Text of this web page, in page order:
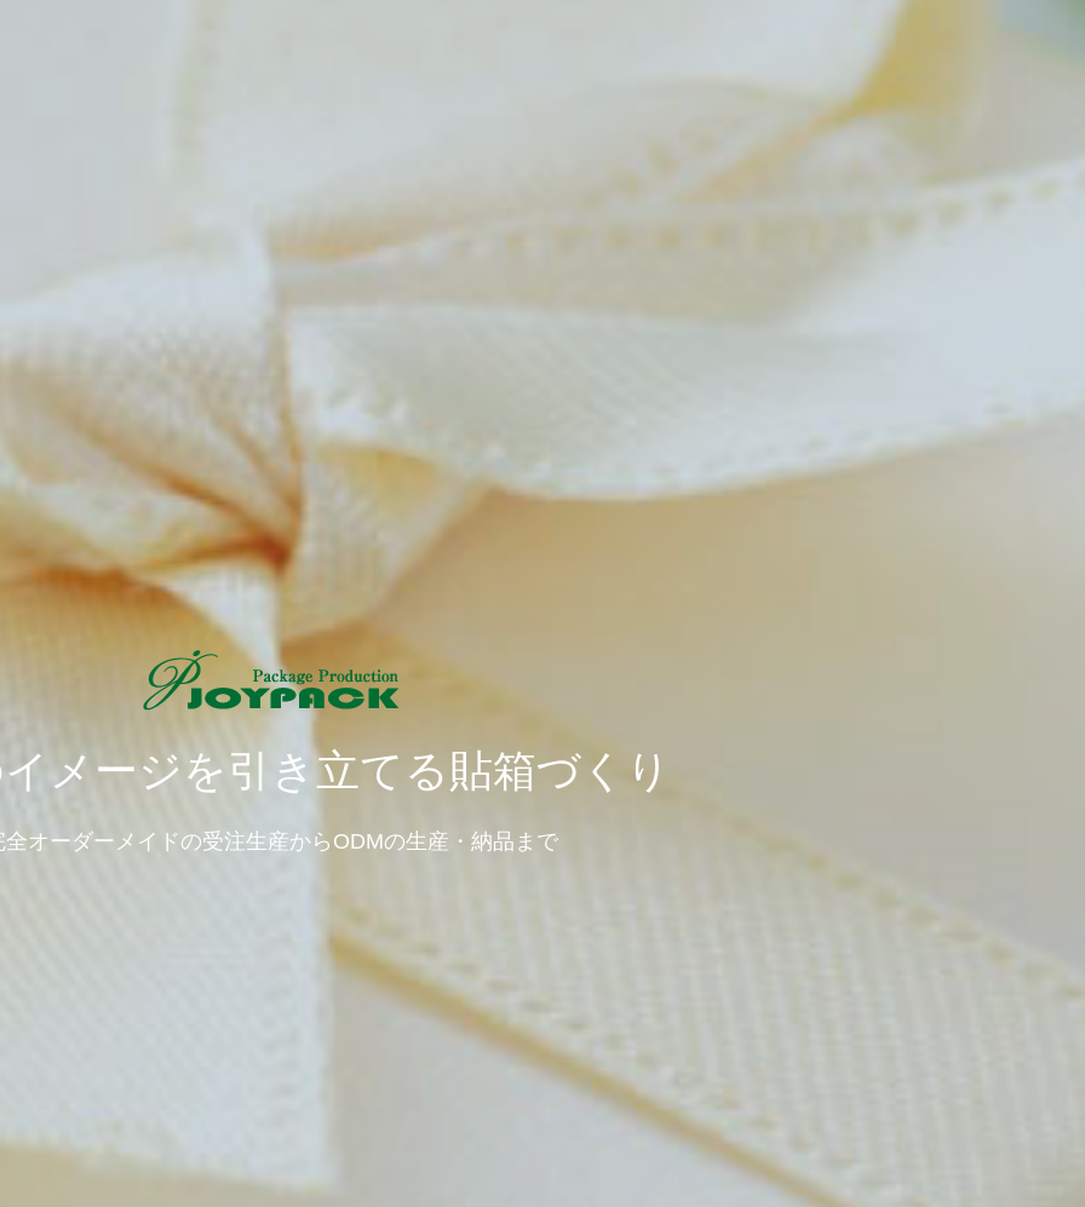
メージを引き立てる貼箱づくり
全オーダーメイドの受注生産からODMの生産・納品まで